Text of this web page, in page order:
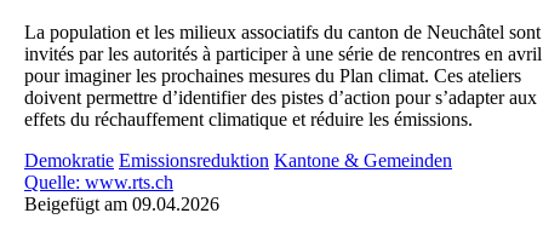
La population et les milieux associatifs du canton de Neuchâtel sont
invités par les autorités à participer à une série de rencontres en avril
pour imaginer les prochaines mesures du Plan climat. Ces ateliers
doivent permettre d’identifier des pistes d’action pour s’adapter aux
effets du réchauffement climatique et réduire les émissions.
Demokratie Emissionsreduktion Kantone & Gemeinden
Quelle: www.rts.ch
Beigefügt am 09.04.2026